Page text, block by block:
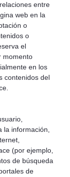
entre
web en la
o
o
el
momento
en los
contenidos del
información,
(por ejemplo,
de búsqueda
de